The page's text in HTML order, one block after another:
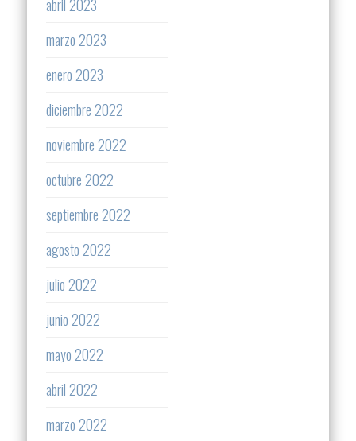
abril 2023
marzo 2023
enero 2023
diciembre 2022
noviembre 2022
octubre 2022
septiembre 2022
agosto 2022
julio 2022
junio 2022
mayo 2022
abril 2022
marzo 2022